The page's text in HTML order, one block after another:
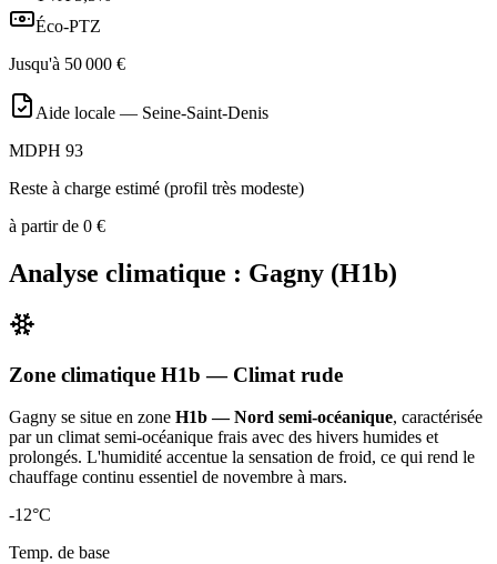
Éco-PTZ
Jusqu'à 50 000 €
Aide locale — Seine-Saint-Denis
MDPH 93
Reste à charge estimé (profil très modeste)
à partir de 0 €
Analyse climatique : Gagny (H1b)
Zone climatique H1b — Climat rude
Gagny se situe en zone H1b — Nord semi-océanique, caractérisée
par un climat semi-océanique frais avec des hivers humides et
prolongés. L'humidité accentue la sensation de froid, ce qui rend le
chauffage continu essentiel de novembre à mars.
-12°C
Temp. de base